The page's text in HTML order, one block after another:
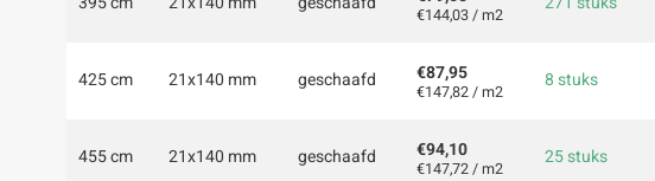
€144,03 / m2
425 cm 21x140 mm geschaafd €87,95
€147,82 / m2 8 stuks
455 cm 21x140 mm geschaafd €94,10
€147,72 / m2 25 stuks